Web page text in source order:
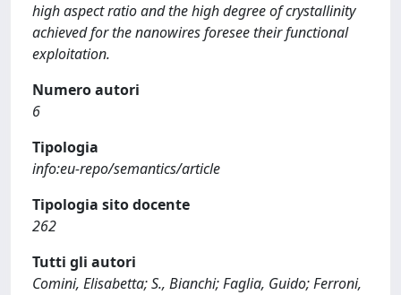
high aspect ratio and the high degree of crystallinity
achieved for the nanowires foresee their functional
exploitation.
Numero autori
6
Tipologia
info:eu-repo/semantics/article
Tipologia sito docente
262
Tutti gli autori
Comini, Elisabetta; S., Bianchi; Faglia, Guido; Ferroni,